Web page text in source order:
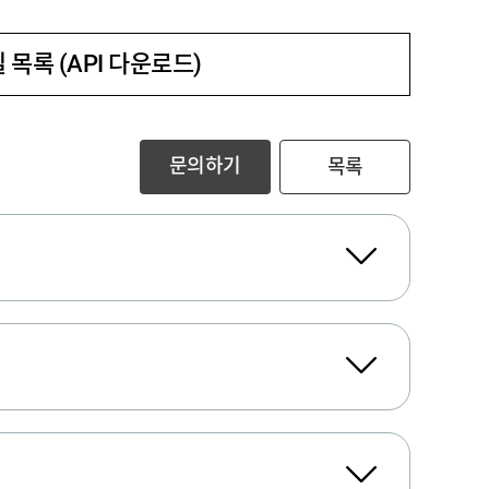
목록 (API 다운로드)
문의하기 목록